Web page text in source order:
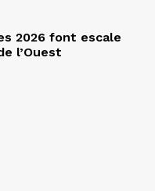
2026 font escale
l’Ouest